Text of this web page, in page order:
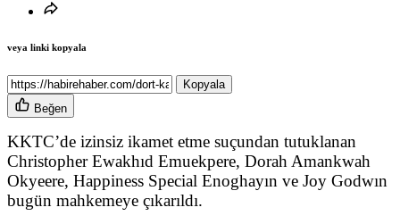
veya linki kopyala
Kopyala
Beğen
KKTC’de izinsiz ikamet etme suçundan tutuklanan
Christopher Ewakhıd Emuekpere, Dorah Amankwah
Okyeere, Happiness Special Enoghayın ve Joy Godwın
bugün mahkemeye çıkarıldı.